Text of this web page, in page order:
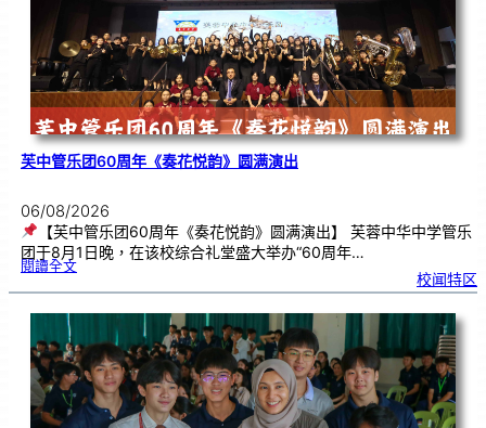
芙中管乐团60周年《奏花悦韵》圆满演出
06/08/2026
【芙中管乐团60周年《奏花悦韵》圆满演出】 芙蓉中华中学管乐
团于8月1日晚，在该校综合礼堂盛大举办“60周年…
閱讀全文:芙
乐
6
0
《
奏
花
悦
韵
》
圆
满
演
出
校闻特区